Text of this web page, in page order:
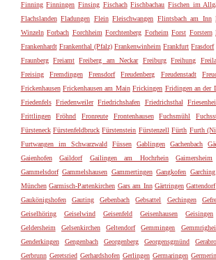
Finning Finningen Finsing Fischach Fischbachau Fischen im
Flachslanden Fladungen Flein Fleischwangen Flintsbach am Inn
Winzeln Forbach Forchheim Forchtenberg Forheim Forst Forstern
Frankenhardt Frankenthal (Pfalz) Frankenwinheim Frankfurt Frasdorf
Fraunberg Freiamt Freiberg am Neckar Freiburg Freihung
Freising
Fremdingen Frensdorf Freudenberg Freudenstadt
Frickenhausen Frickenhausen am Main Frickingen Fridingen an der
Friedenfels Friedenweiler Friedrichshafen Friedrichsthal
Frittlingen
Fröhnd Fronreute Frontenhausen Fuchsmühl
Fürsteneck Fürstenfeldbruck Fürstenstein Fürstenzell Fürth Furth
Furtwangen im Schwarzwald
Füssen Gablingen Gachenbach
Gaienhofen
Gaildorf Gailingen am Hochrhein Gaimersheim
Gammelsdorf Gammelshausen Gammertingen Gangkofen
München Garmisch-Partenkirchen Gars am Inn Gärtringen Gattendorf
Gaukönigshofen
Gauting Gebenbach Gebsattel Gechingen
Geiselhöring
Geiselwind Geisenfeld Geisenhausen Geisingen
Geldersheim
Gelsenkirchen Geltendorf Gemmingen
Genderkingen
Gengenbach Georgenberg Georgensgmünd
Gerbrunn Geretsried Gerhardshofen Gerlingen Germaringen